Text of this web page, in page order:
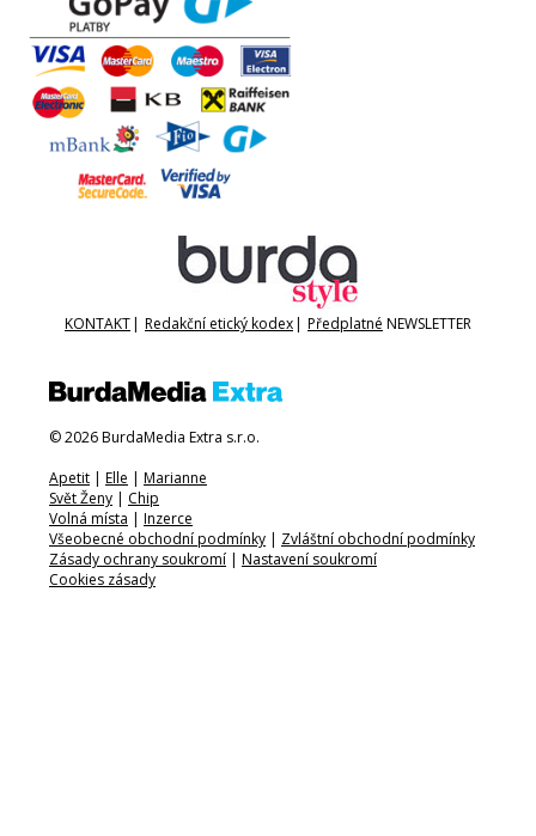
KONTAKT| Redakční etický kodex| Předplatné NEWSLETTER
© 2026 BurdaMedia Extra s.r.o.
Apetit | Elle | Marianne
Svět Ženy | Chip
Volná místa | Inzerce
Všeobecné obchodní podmínky | Zvláštní obchodní podmínky
Zásady ochrany soukromí | Nastavení soukromí
Cookies zásady